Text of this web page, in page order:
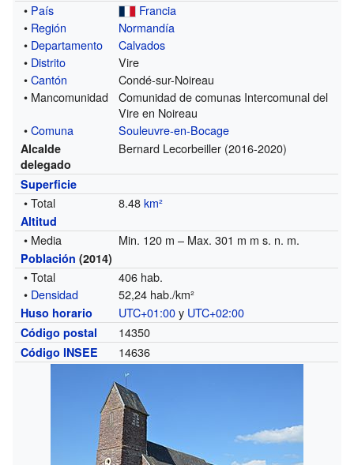
• País
Francia
• Región
Normandía
• Departamento
Calvados
• Distrito
Vire
•Cantón
Condé-sur-Noireau
• Mancomunidad
Comunidad de comunas Intercomunal del
Vire en Noireau
•Comuna Souleuvre-en-Bocage
Alcalde
delegado
Bernard Lecorbeiller (2016-2020)
Superficie
• Total 8.48km²
Altitud
• Media Min. 120 m – Max. 301 m m s. n. m.
Población (2014)
• Total
406 hab.
• Densidad 52,24 hab./km²
Huso horario UTC+01:00y UTC+02:00
Código postal 14350
Código INSEE 14636